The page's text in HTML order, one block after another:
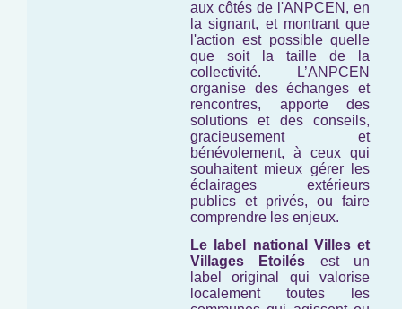
aux côtés de l'ANPCEN, en
la signant, et montrant que
l'action est possible quelle
que soit la taille de la
collectivité. L’ANPCEN
organise des échanges et
rencontres, apporte des
solutions et des conseils,
gracieusement et
bénévolement, à ceux qui
souhaitent mieux gérer les
éclairages extérieurs
publics et privés, ou faire
comprendre les enjeux.
Le label national Villes et
Villages Etoilés est un
label original qui valorise
localement toutes les